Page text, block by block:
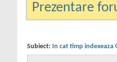
Prezentare
Subiect: In cat timp indexeaza